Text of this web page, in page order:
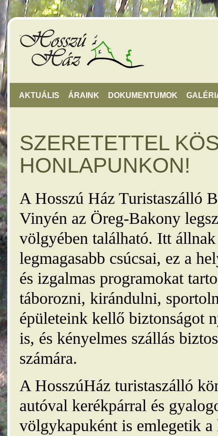
AKTUÁLIS ÁRAINK DOKUMENTUMOK
SZERETETTEL
HONLAPUNKON!
A Hosszú Ház Turistaszálló
Vinyén az Öreg-Bakony
völgyében található. Itt
legmagasabb csúcsai, ez a
és izgalmas programokat
táborozni, kirándulni,
épületeink kellő biztonságot
is, és kényelmes szállás
számára.
A HosszúHáz turistaszálló
autóval kerékpárral és
völgykapuként is emlegetik